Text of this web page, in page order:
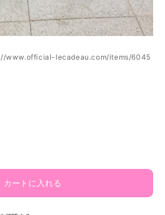
www.official-lecadeau.com/items/6045
カートに入れる